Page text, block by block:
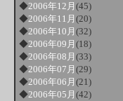
◆2006年12月 (45)
◆2006年11月 (20)
◆2006年10月 (32)
◆2006年09月 (18)
◆2006年08月 (33)
◆2006年07月 (29)
◆2006年06月 (21)
◆2006年05月 (42)